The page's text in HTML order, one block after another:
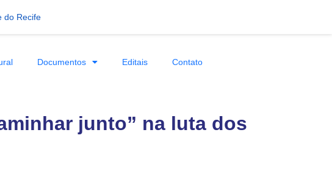
do Recife
Documentos Editais Contato
junto” na luta dos